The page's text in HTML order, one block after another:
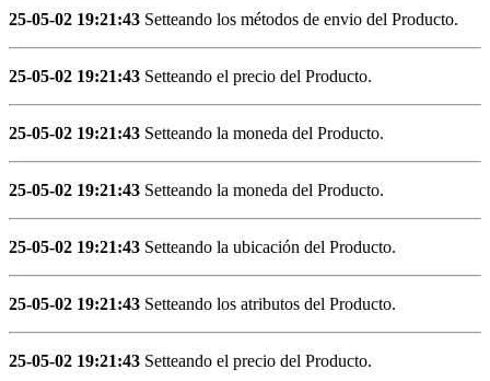
25-05-02 19:21:43 Setteando los métodos de envio del Producto.
25-05-02 19:21:43 Setteando el precio del Producto.
25-05-02 19:21:43 Setteando la moneda del Producto.
25-05-02 19:21:43 Setteando la moneda del Producto.
25-05-02 19:21:43 Setteando la ubicación del Producto.
25-05-02 19:21:43 Setteando los atributos del Producto.
25-05-02 19:21:43 Setteando el precio del Producto.